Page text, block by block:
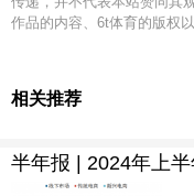
作品的内容、6t体育的版权
相关推荐